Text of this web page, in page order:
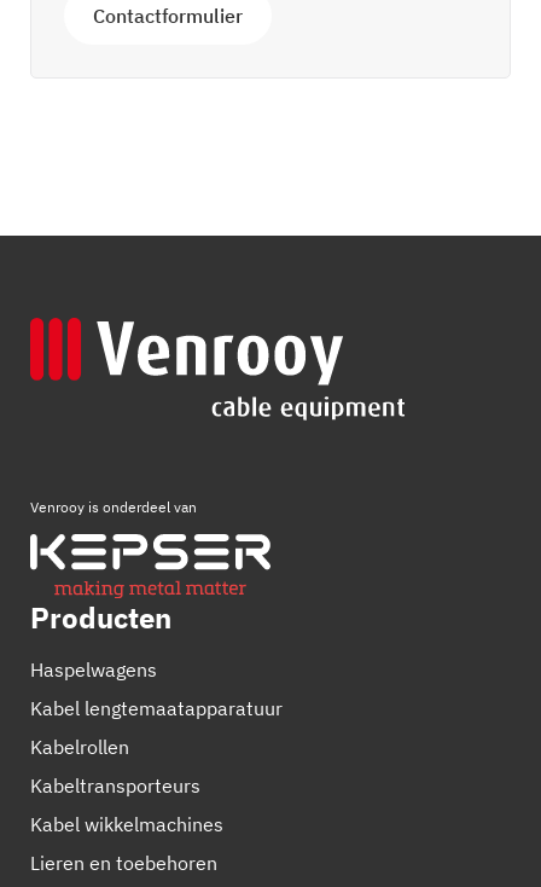
Contactformulier
Venrooy is onderdeel van
Producten
Haspelwagens
Kabel lengtemaatapparatuur
Kabelrollen
Kabeltransporteurs
Kabel wikkelmachines
Lieren en toebehoren